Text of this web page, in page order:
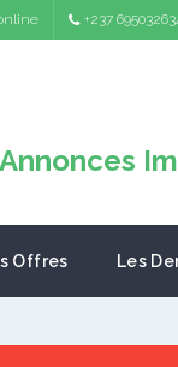
+237
Offres Les